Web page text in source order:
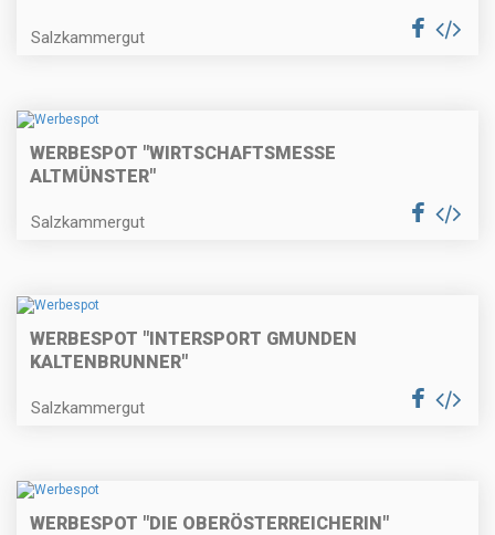
Salzkammergut
WERBESPOT "WIRTSCHAFTSMESSE
ALTMÜNSTER"
Salzkammergut
WERBESPOT "INTERSPORT GMUNDEN
KALTENBRUNNER"
Salzkammergut
WERBESPOT "DIE OBERÖSTERREICHERIN"